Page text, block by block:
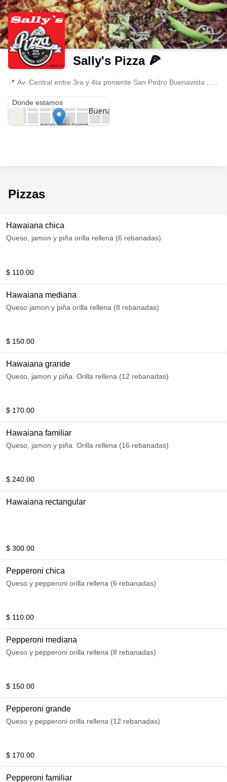
Sally's Pizza 🍕
📍
Donde estamos
Pizzas
Hawaiana chica
Queso, jamon y piña orilla rellena (6 rebanadas)
$ 110.00
Hawaiana mediana
Queso jamon y piña orilla rellena (8 rebanadas)
$ 150.00
Hawaiana grande
Queso, jamon y piña. Orilla rellena (12 rebanadas)
$ 170.00
Hawaiana familiar
Queso, jamon y piña. Orilla rellena (16 rebanadas)
$ 240.00
Hawaiana rectangular
$ 300.00
Pepperoni chica
Queso y pepperoni orilla rellena (6 rebanadas)
$ 110.00
Pepperoni mediana
Queso y pepperoni orilla rellena (8 rebanadas)
$ 150.00
Pepperoni grande
Queso y pepperoni orilla rellena (12 rebanadas)
$ 170.00
Pepperoni familiar